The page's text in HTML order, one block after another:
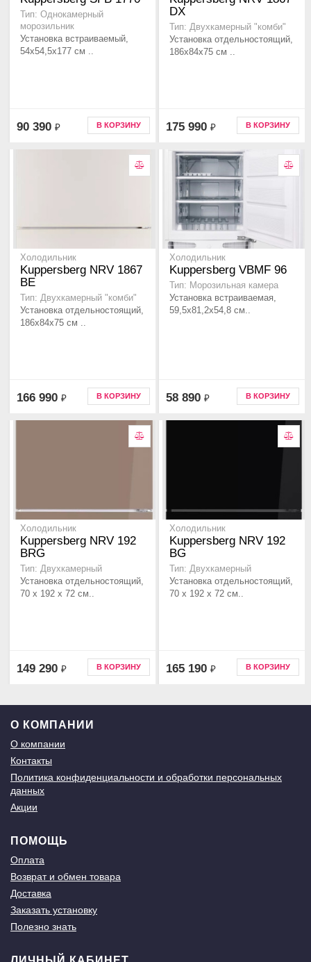
Тип: Однокамерный
морозильник
Установка встраиваемый,
54x54,5x177 см ..
90 390 ₽ В КОРЗИНУ
DX
Тип: Двухкамерный "комби"
Установка отдельностоящий,
186х84х75 см ..
175 990 ₽ В КОРЗИНУ
Холодильник
Kuppersberg NRV 1867
BE
Тип: Двухкамерный "комби"
Установка отдельностоящий,
186х84х75 см ..
166 990 ₽ В КОРЗИНУ
Холодильник
Kuppersberg VBMF 96
Тип: Морозильная камера
Установка встраиваемая,
59,5x81,2x54,8 см..
58 890 ₽ В КОРЗИНУ
Холодильник
Kuppersberg NRV 192
BRG
Тип: Двухкамерный
Установка отдельностоящий,
70 x 192 x 72 см..
149 290 ₽ В КОРЗИНУ
Холодильник
Kuppersberg NRV 192
BG
Тип: Двухкамерный
Установка отдельностоящий,
70 x 192 x 72 см..
165 190 ₽ В КОРЗИНУ
О КОМПАНИИ
О компании
Контакты
Политика конфиденциальности и обработки персональных
данных
Акции
ПОМОЩЬ
Оплата
Возврат и обмен товара
Доставка
Заказать установку
Полезно знать